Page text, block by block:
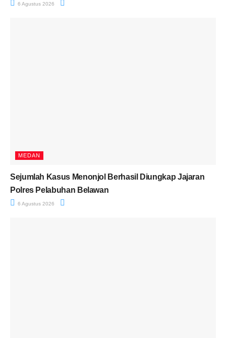
6 Agustus 2026
MEDAN
Sejumlah Kasus Menonjol Berhasil Diungkap Jajaran
Polres Pelabuhan Belawan
6 Agustus 2026